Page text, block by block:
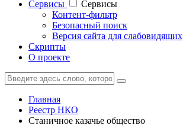
Cервисы
Cервисы
Контент-фильтр
Безопасный поиск
Версия сайта для слабовидящих
Скрипты
О проекте
Главная
Реестр НКО
Станичное казачье общество